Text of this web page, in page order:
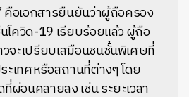
คือเอกสารยืนยันว่าผู้ถือครอง
ควิด-19 เรียบร้อยแล้ว ผู้ถือ
จะเปรียบเสมือนชนชั้นพิเศษที่
ะเทศหรือสถานที่ต่างๆ โดย
อนคลายลง เช่น ระยะเวลา